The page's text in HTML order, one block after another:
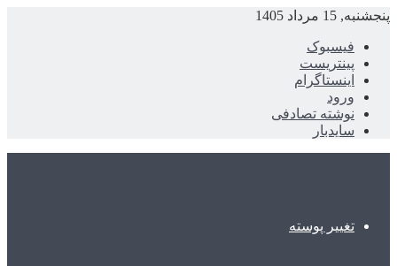
پنجشنبه, 15 مرداد 1405
فیسبوک
پینتریست
اینستاگرام
ورود
نوشته تصادفی
سایدبار
تغییر پوسته